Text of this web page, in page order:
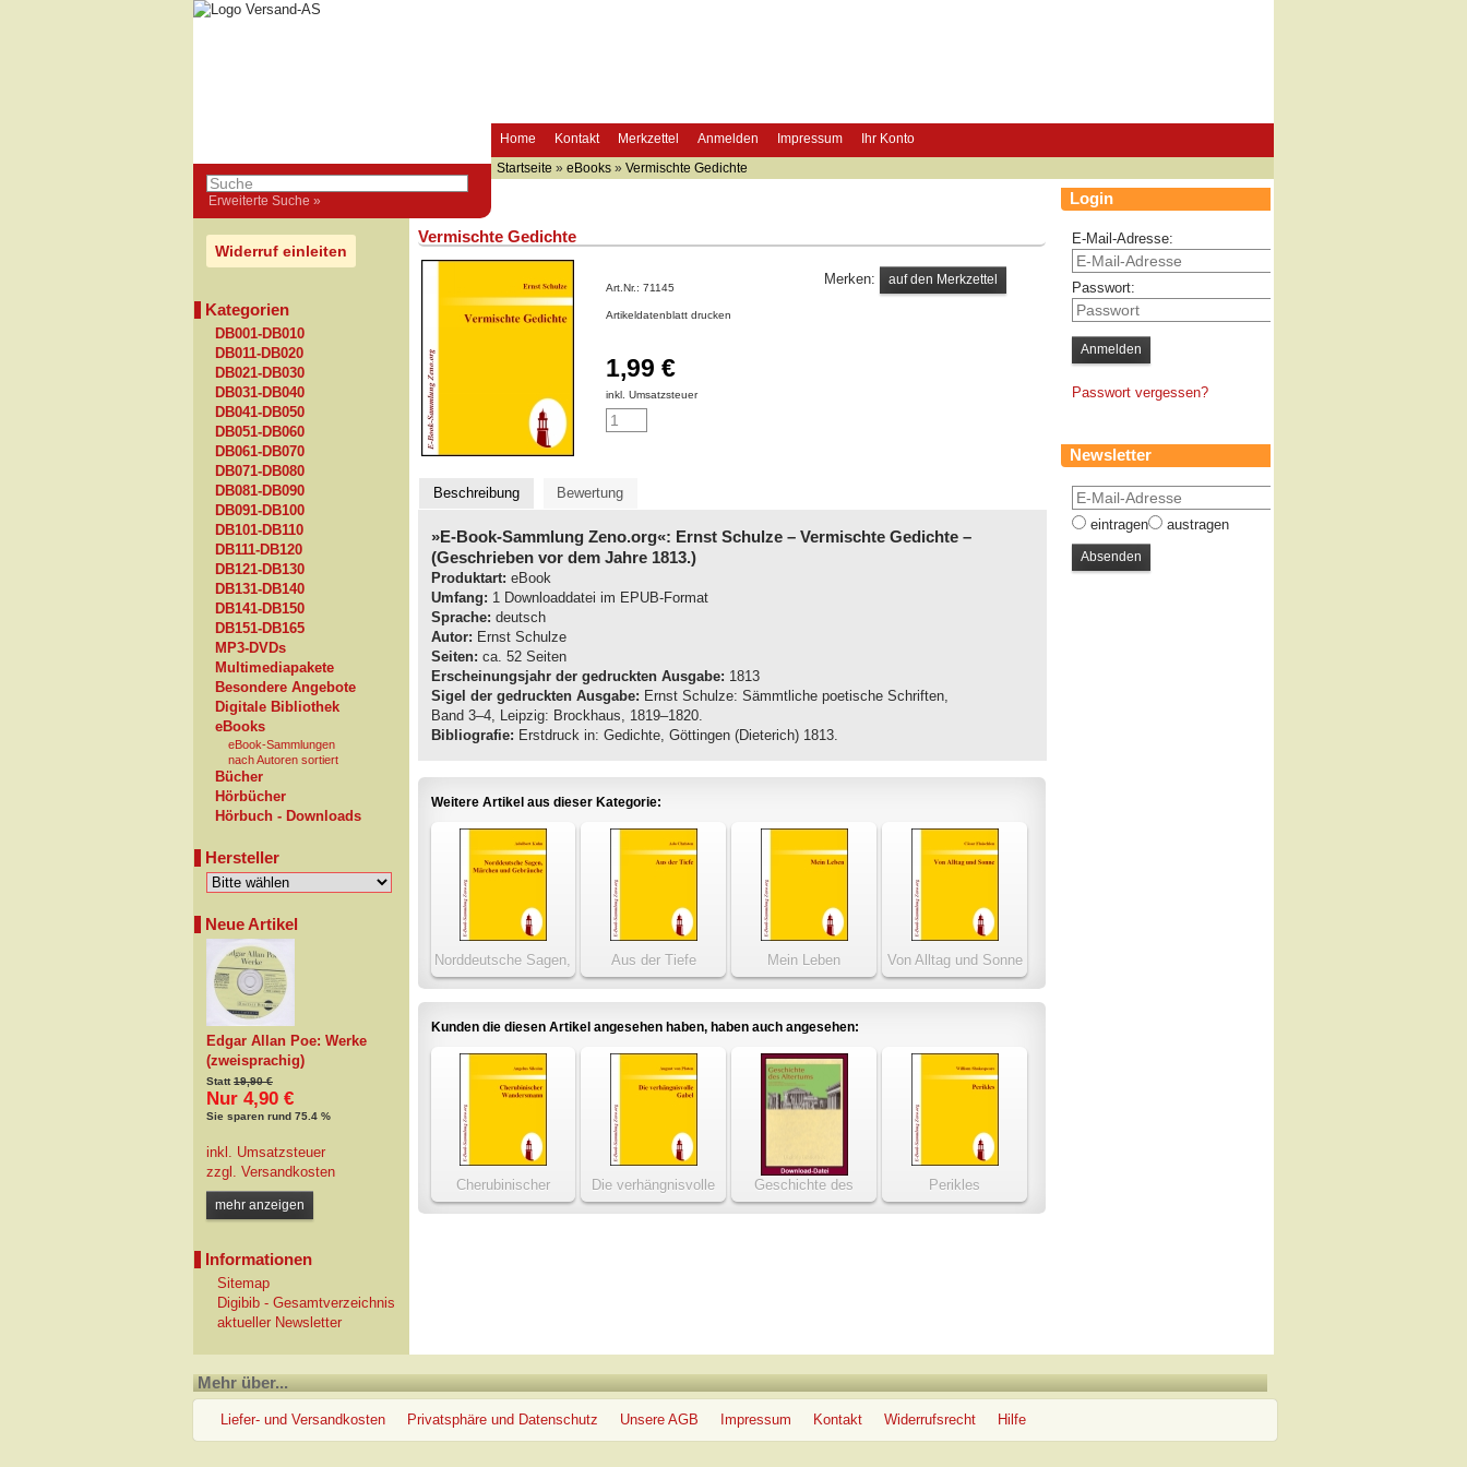
Home Kontakt Merkzettel Anmelden Impressum Ihr Konto
Erweiterte Suche »
Startseite » eBooks » Vermischte Gedichte
Widerruf einleiten
Kategorien
DB001-DB010
DB011-DB020
DB021-DB030
DB031-DB040
DB041-DB050
DB051-DB060
DB061-DB070
DB071-DB080
DB081-DB090
DB091-DB100
DB101-DB110
DB111-DB120
DB121-DB130
DB131-DB140
DB141-DB150
DB151-DB165
MP3-DVDs
Multimediapakete
Besondere Angebote
Digitale Bibliothek
eBooks
eBook-Sammlungen
nach Autoren sortiert
Bücher
Hörbücher
Hörbuch - Downloads
Hersteller
Neue Artikel
Edgar Allan Poe: Werke
(zweisprachig)
Statt19,90 €
Nur 4,90 €
Sie sparen rund 75.4 %
inkl. Umsatzsteuer
zzgl. Versandkosten
mehr anzeigen
Informationen
Sitemap
Digibib - Gesamtverzeichnis
aktueller Newsletter
Vermischte Gedichte
Art.Nr.: 71145
Artikeldatenblatt drucken
1,99 €
inkl. Umsatzsteuer
Merken:
Beschreibung Bewertung
»E-Book-Sammlung Zeno.org«: Ernst Schulze – Vermischte Gedichte –
(Geschrieben vor dem Jahre 1813.)
Produktart: eBook
Umfang: 1 Downloaddatei im EPUB-Format
Sprache: deutsch
Autor: Ernst Schulze
Seiten: ca. 52 Seiten
Erscheinungsjahr der gedruckten Ausgabe: 1813
Sigel der gedruckten Ausgabe: Ernst Schulze: Sämmtliche poetische Schriften,
Band 3–4, Leipzig: Brockhaus, 1819–1820.
Bibliografie: Erstdruck in: Gedichte, Göttingen (Dieterich) 1813.
Weitere Artikel aus dieser Kategorie:
Norddeutsche Sagen,
Märchen und
Gebräuche
Aus der Tiefe Mein Leben Von Alltag und Sonne
Kunden die diesen Artikel angesehen haben, haben auch angesehen:
Cherubinischer
Wandersmann
Die verhängnisvolle
Gabel
Geschichte des
Altertums
Perikles
Login
E-Mail-Adresse:
Passwort:
Passwort vergessen?
Newsletter
eintragen austragen
Mehr über...
Liefer- und Versandkosten Privatsphäre und Datenschutz Unsere AGB Impressum Kontakt Widerrufsrecht Hilfe